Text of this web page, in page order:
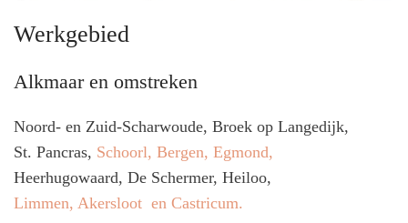
Werkgebied
Alkmaar en omstreken
Noord- en Zuid-Scharwoude, Broek op Langedijk,
St. Pancras, Schoorl, Bergen, Egmond,
Heerhugowaard, De Schermer, Heiloo,
Limmen, Akersloot en Castricum.